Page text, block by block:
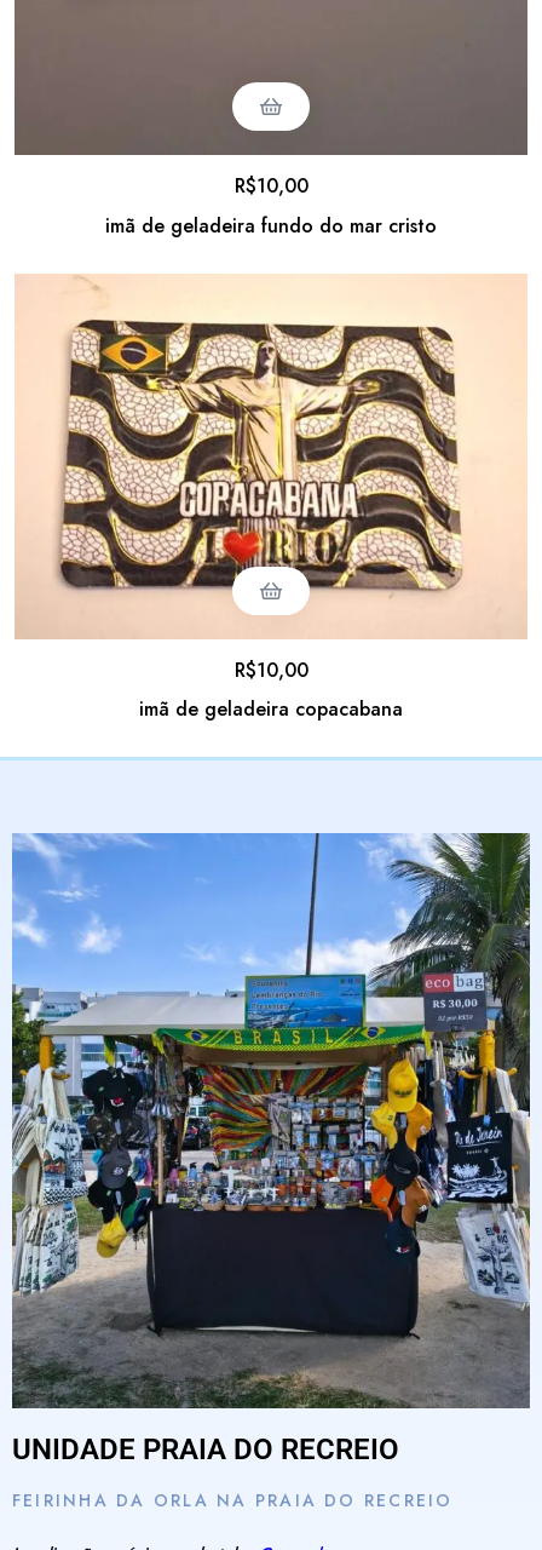
imã de geladeira fundo do mar cristo
R$10,00
imã de geladeira copacabana
R$10,00
UNIDADE PRAIA DO RECREIO
FEIRINHA DA ORLA NA PRAIA DO RECREIO